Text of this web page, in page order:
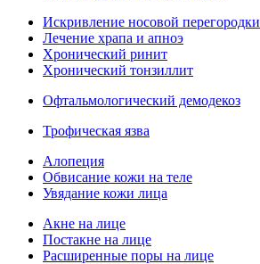
Искривление носовой перегородки
Лечение храпа и апноэ
Хронический ринит
Хронический тонзиллит
Офтальмологический демодекоз
Трофическая язва
Алопеция
Обвисание кожи на теле
Увядание кожи лица
Акне на лице
Постакне на лице
Расширенные поры на лице